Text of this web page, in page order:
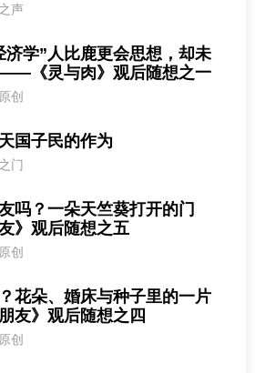
声
济学”人比鹿更会思想，却未
《灵与肉》观后随想之一
创
国子民的作为
门
吗？一朵天竺葵打开的门
》观后随想之五
创
花朵、婚床与种子里的一片
》观后随想之四
创